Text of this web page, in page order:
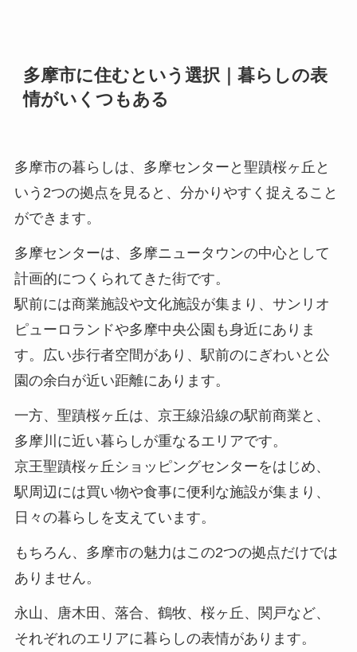
多摩市に住むという選択｜暮らしの表
情がいくつもある
多摩市の暮らしは、多摩センターと聖蹟桜ヶ丘と
いう2つの拠点を見ると、分かりやすく捉えること
ができます。
多摩センターは、多摩ニュータウンの中心として
計画的につくられてきた街です。
駅前には商業施設や文化施設が集まり、サンリオ
ピューロランドや多摩中央公園も身近にありま
す。広い歩行者空間があり、駅前のにぎわいと公
園の余白が近い距離にあります。
一方、聖蹟桜ヶ丘は、京王線沿線の駅前商業と、
多摩川に近い暮らしが重なるエリアです。
京王聖蹟桜ヶ丘ショッピングセンターをはじめ、
駅周辺には買い物や食事に便利な施設が集まり、
日々の暮らしを支えています。
もちろん、多摩市の魅力はこの2つの拠点だけでは
ありません。
永山、唐木田、落合、鶴牧、桜ヶ丘、関戸など、
それぞれのエリアに暮らしの表情があります。